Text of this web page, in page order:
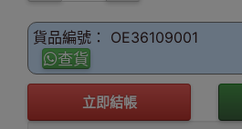
貨品編號： OE36109001
查貨
立即結帳